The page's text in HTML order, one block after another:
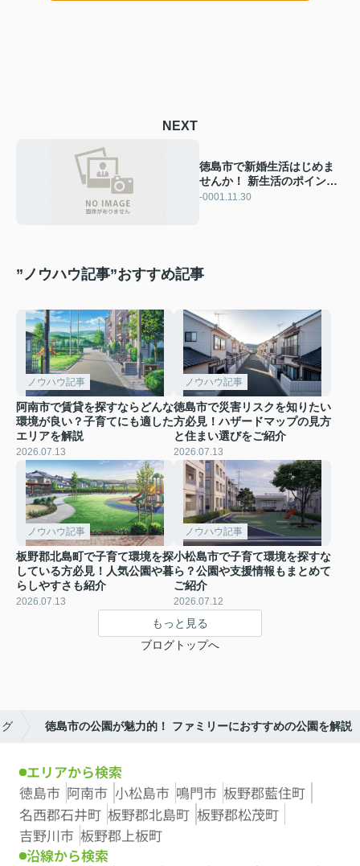
NEXT
徳島市で新婚生活はじめま
せんか！ 新生活のポイント
をご紹介
-0001.11.30
”ノウハウ記事”おすすめ記事
ノウハウ記事
阿南市で賃貸を探すならどんな
環境が良い？子育てにも適した
エリアを解説
2026.07.13
ノウハウ記事
徳島市で災害リスクを知りたい
方必見！ハザードマップの見方
と住まい選びをご紹介
2026.07.13
ノウハウ記事
板野郡北島町で子育て環境を探
している方必見！人気公園や暮
らしやすさも紹介
2026.07.13
ノウハウ記事
小松島市で子育て環境を探すな
ら？公園や支援情報もまとめて
ご紹介
2026.07.12
もっと見る
ブログトップへ
徳島市の公園が魅力的！ ファミリーにおすすめの公園を解説
エリアから検索
徳島市 阿南市 小松島市 鳴門市 板野郡藍住町
名西郡石井町 板野郡北島町 板野郡松茂町
吉野川市 板野郡上板町
沿線から検索